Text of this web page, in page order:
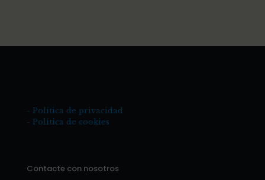
- Política de privacidad
- Política de cookies
Contacte con nosotros